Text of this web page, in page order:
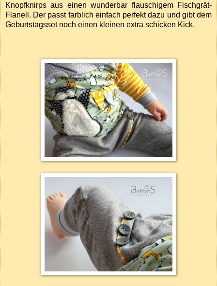
Knopfknirps aus einen wunderbar flauschigem Fischgrät-
Flanell. Der passt farblich einfach perfekt dazu und gibt dem
Geburtstagsset noch einen kleinen extra schicken Kick.